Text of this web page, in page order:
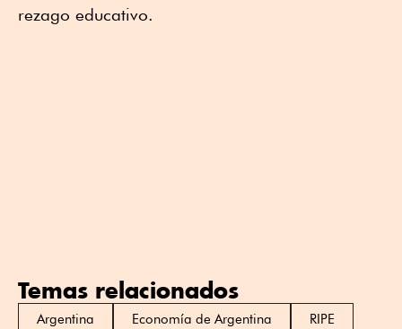
rezago educativo.
Temas relacionados
Argentina Economía de Argentina
RIPE